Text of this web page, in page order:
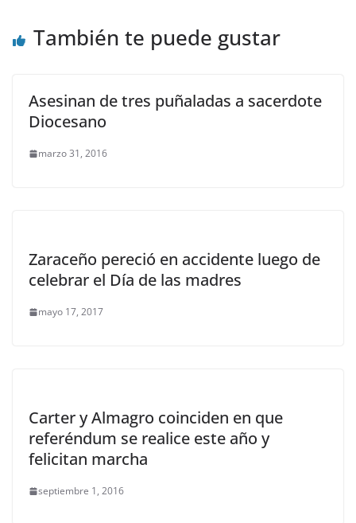
También te puede gustar
Asesinan de tres puñaladas a sacerdote
Diocesano
marzo 31, 2016
Zaraceño pereció en accidente luego de
celebrar el Día de las madres
mayo 17, 2017
Carter y Almagro coinciden en que
referéndum se realice este año y
felicitan marcha
septiembre 1, 2016